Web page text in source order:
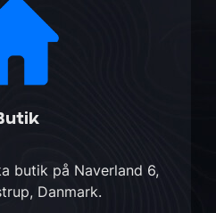
butik på Naverland 6,
Danmark.